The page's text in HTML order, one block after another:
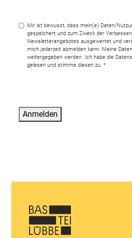
Mir ist bewusst, dass mein(e) Daten/
gespeichert und zum Zweck der
Newsletterangebotes ausgewertet und
mich jederzeit abmelden kann. Meine
weitergegeben werden. Ich habe die
gelesen und stimme diesen zu. *
Anmelden